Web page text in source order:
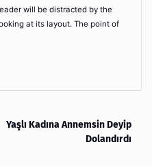
will be distracted by the
at its layout. The point of
Yaşlı Kadına Annemsin Deyip
Dolandırdı